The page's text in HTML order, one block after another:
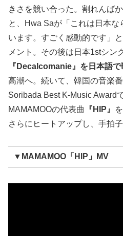
きさを競い合った。割れんば
と、Hwa Saが「これは日本
います。すごく感動的です」
メント。その後は日本1stシン
『Decalcomanie』を日本語
高潮へ。続いて、韓国の音楽
Soribada Best K-Music Award
MAMAMOOの代表曲
『HIP』
さらにヒートアップし、手拍
▼MAMAMOO「HIP」MV